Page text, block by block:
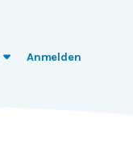
Anmelden